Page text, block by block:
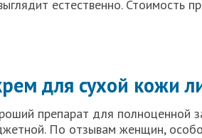
естественно. Стоимость
для сухой кожи
препарат для полноценной
По отзывам женщин,